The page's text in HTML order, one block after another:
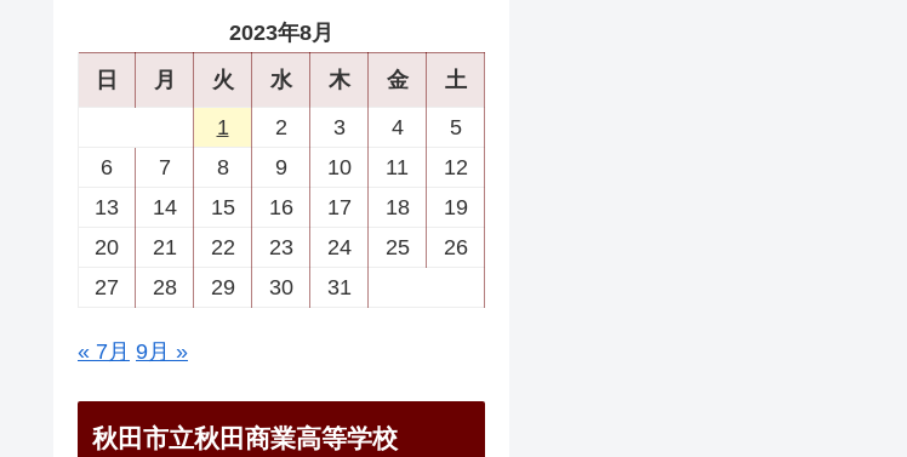
2023年8月
日
月 火 水 木 金
土
1
2 3 4
5
6
7 8 9 10 11
12
13
14 15 16 17 18
19
20
21 22 23 24 25
26
27
28 29 30 31
« 7月 9月 »
秋田市立秋田商業高等学校